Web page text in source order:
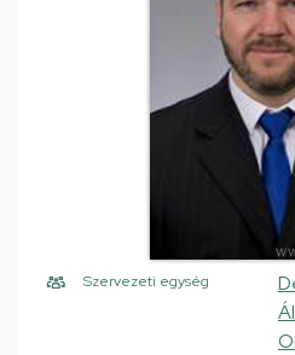
Szervezeti egység